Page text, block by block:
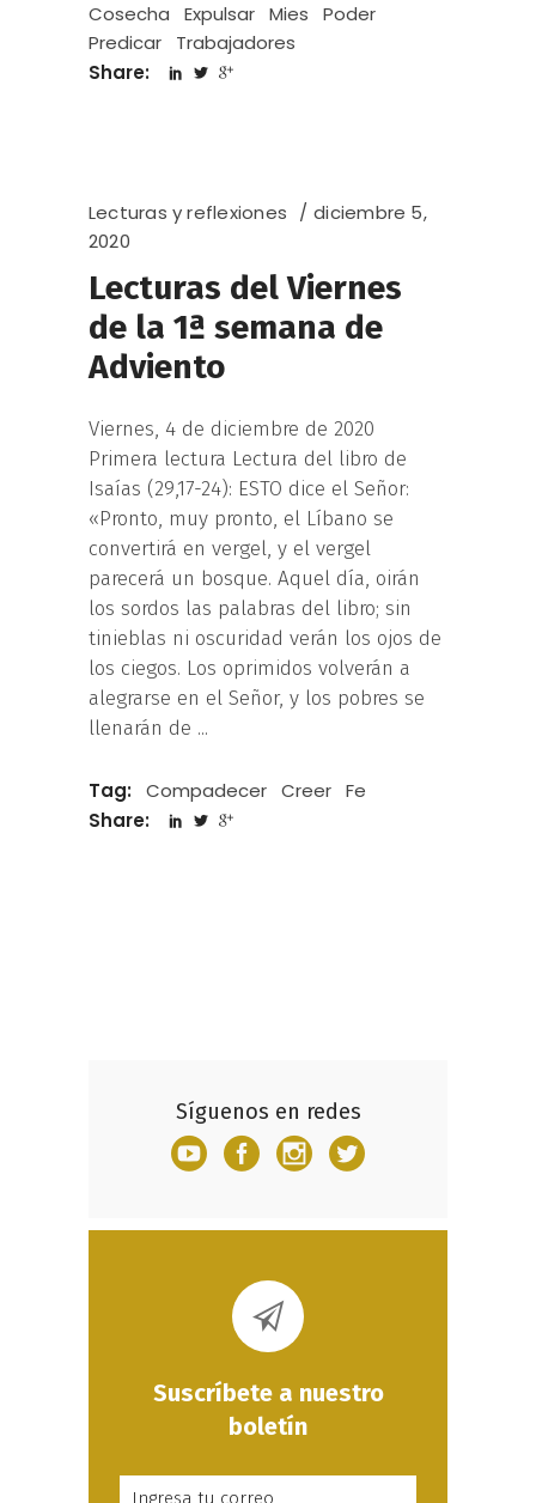
Cosecha
Expulsar Mies
Poder
Predicar
Trabajadores
Share:
Lecturas y reflexiones
diciembre 5,
2020
Lecturas del Viernes
de la 1ª semana de
Adviento
Viernes, 4 de diciembre de 2020
Primera lectura Lectura del libro de
Isaías (29,17-24): ESTO dice el Señor:
«Pronto, muy pronto, el Líbano se
convertirá en vergel, y el vergel
parecerá un bosque. Aquel día, oirán
los sordos las palabras del libro; sin
tinieblas ni oscuridad verán los ojos de
los ciegos. Los oprimidos volverán a
alegrarse en el Señor, y los pobres se
llenarán de
Tag: Compadecer Creer Fe
Share:
Síguenos en redes
Suscríbete a nuestro
boletín